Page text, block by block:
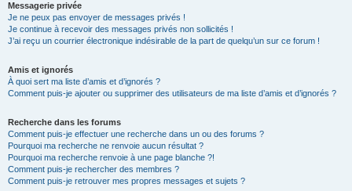
Messagerie privée
Je ne peux pas envoyer de messages privés !
Je continue à recevoir des messages privés non sollicités !
J’ai reçu un courrier électronique indésirable de la part de quelqu’un sur ce forum !
Amis et ignorés
À quoi sert ma liste d’amis et d’ignorés ?
Comment puis-je ajouter ou supprimer des utilisateurs de ma liste d’amis et d’ignorés ?
Recherche dans les forums
Comment puis-je effectuer une recherche dans un ou des forums ?
Pourquoi ma recherche ne renvoie aucun résultat ?
Pourquoi ma recherche renvoie à une page blanche ?!
Comment puis-je rechercher des membres ?
Comment puis-je retrouver mes propres messages et sujets ?